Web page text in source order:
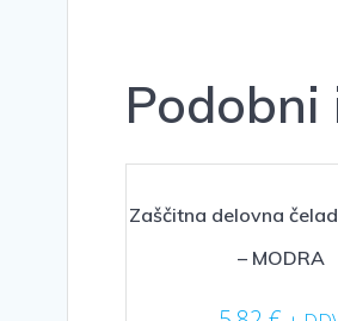
Podobni
Zaščitna delovna
– MODRA